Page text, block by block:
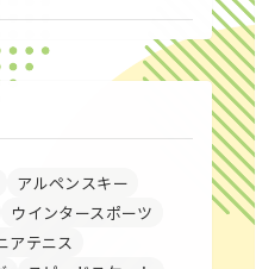
アルペンスキー
ウインタースポーツ
アテニス